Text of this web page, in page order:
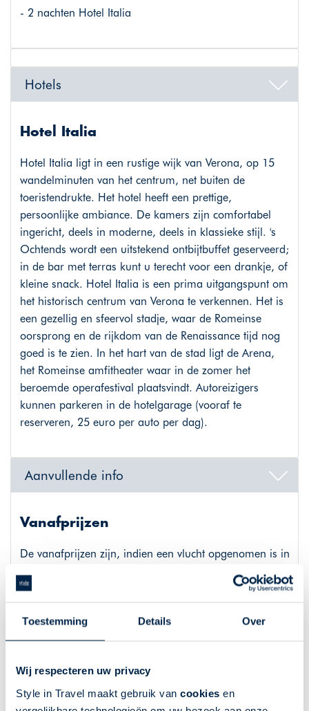
Toestemming Details Over
Wij respecteren uw privacy
Style in Travel maakt gebruik van cookies en
- 2 nachten Hotel Italia
Hotels
Hotel Italia
Hotel Italia ligt in een rustige wijk van Verona, op 15
wandelminuten van het centrum, net buiten de
toeristendrukte. Het hotel heeft een prettige,
persoonlijke ambiance. De kamers zijn comfortabel
ingericht, deels in moderne, deels in klassieke stijl. 's
Ochtends wordt een uitstekend ontbijtbuffet geserveerd;
in de bar met terras kunt u terecht voor een drankje, of
kleine snack. Hotel Italia is een prima uitgangspunt om
het historisch centrum van Verona te verkennen. Het is
een gezellig en sfeervol stadje, waar de Romeinse
oorsprong en de rijkdom van de Renaissance tijd nog
goed is te zien. In het hart van de stad ligt de Arena,
het Romeinse amfitheater waar in de zomer het
beroemde operafestival plaatsvindt. Autoreizigers
kunnen parkeren in de hotelgarage (vooraf te
reserveren, 25 euro per auto per dag).
Aanvullende info
Vanafprijzen
De vanafprijzen zijn, indien een vlucht opgenomen is in
luchthaven en onder voorbehoud van wijzigingen van
Aanvullende touroperator voorwaarden van toepassing: